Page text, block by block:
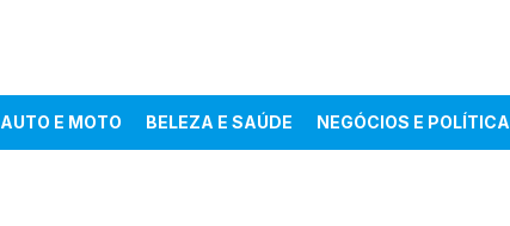
AUTO E MOTO BELEZA E SAÚDE NEGÓCIOS E POLÍTICA